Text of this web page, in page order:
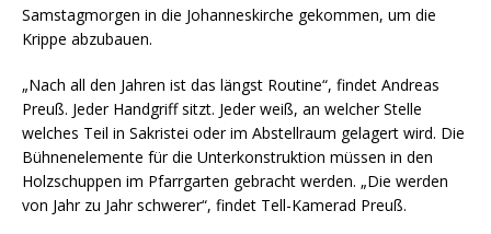
Samstagmorgen in die Johanneskirche gekommen, um die
Krippe abzubauen.
„Nach all den Jahren ist das längst Routine“, findet Andreas
Preuß. Jeder Handgriff sitzt. Jeder weiß, an welcher Stelle
welches Teil in Sakristei oder im Abstellraum gelagert wird. Die
Bühnenelemente für die Unterkonstruktion müssen in den
Holzschuppen im Pfarrgarten gebracht werden. „Die werden
von Jahr zu Jahr schwerer“, findet Tell-Kamerad Preuß.